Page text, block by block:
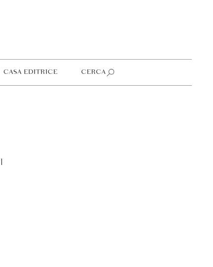
CASA EDITRICE CERCA